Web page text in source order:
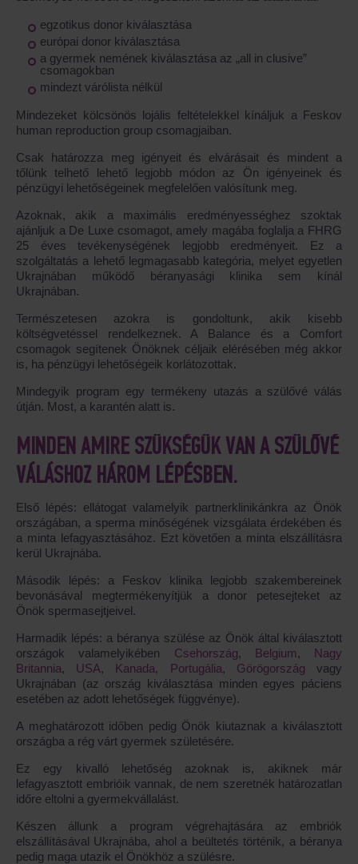
egzotikus donor kiválasztása
európai donor kiválasztása
a gyermek nemének kiválasztása az „all in clusive”
csomagokban
mindezt várólista nélkül
Mindezeket kölcsönös lojális feltételekkel kínáljuk a Feskov
human reproduction group csomagjaiban.
Csak határozza meg igényeit és elvárásait és mindent a
tőlünk telhető lehető legjobb módon az Ön igényeinek és
pénzügyi lehetőségeinek megfelelően valósítunk meg.
Azoknak, akik a maximális eredményességhez szoktak
ajánljuk a De Luxe csomagot, amely magába foglalja a FHRG
25 éves tevékenységének legjobb eredményeit. Ez a
szolgáltatás a lehető legmagasabb kategória, melyet egyetlen
Ukrajnában működő béranyasági klinika sem kínál
Ukrajnában.
Természetesen azokra is gondoltunk, akik kisebb
költségvetéssel rendelkeznek. A Balance és a Comfort
csomagok segítenek Önöknek céljaik elérésében még akkor
is, ha pénzügyi lehetőségeik korlátozottak.
Mindegyik program egy termékeny utazás a szülővé válás
útján. Most, a karantén alatt is.
MINDEN AMIRE SZÜKSÉGÜK VAN A SZÜLŐVÉ
VÁLÁSHOZ HÁROM LÉPÉSBEN.
Első lépés: ellátogat valamelyik partnerklinikánkra az Önök
országában, a sperma minőségének vizsgálata érdekében és
a minta lefagyasztásához. Ezt követően a minta elszállításra
kerül Ukrajnába.
Második lépés: a Feskov klinika legjobb szakembereinek
bevonásával megtermékenyítjük a donor petesejteket az
Önök spermasejtjeivel.
Harmadik lépés: a béranya szülése az Önök által kiválasztott
országok valamelyikében Csehország, Belgium, Nagy
Britannia, USA, Kanada, Portugália, Görögország vagy
Ukrajnában (az ország kiválasztása minden egyes páciens
esetében az adott lehetőségek függvénye).
A meghatározott időben pedig Önök kiutaznak a kiválasztott
országba a rég várt gyermek születésére.
Ez egy kivalló lehetőség azoknak is, akiknek már
lefagyasztott embrióik vannak, de nem szeretnék határozatlan
időre eltolni a gyermekvállalást.
Készen állunk a program végrehajtására az embriók
elszállításával Ukrajnába, ahol a beültetés történik, a béranya
pedig maga utazik el Önökhöz a szülésre.